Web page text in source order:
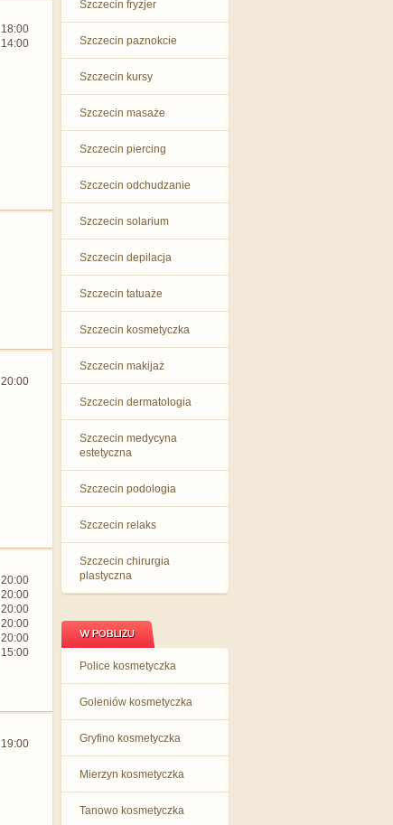
18:00
14:00
20:00
20:00
20:00
20:00
20:00
20:00
15:00
19:00
Szczecin fryzjer
Szczecin paznokcie
Szczecin kursy
Szczecin masaże
Szczecin piercing
Szczecin odchudzanie
Szczecin solarium
Szczecin depilacja
Szczecin tatuaże
Szczecin kosmetyczka
Szczecin makijaż
Szczecin dermatologia
Szczecin medycyna
estetyczna
Szczecin podologia
Szczecin relaks
Szczecin chirurgia
plastyczna
W POBLIŻU
Police kosmetyczka
Goleniów kosmetyczka
Gryfino kosmetyczka
Mierzyn kosmetyczka
Tanowo kosmetyczka